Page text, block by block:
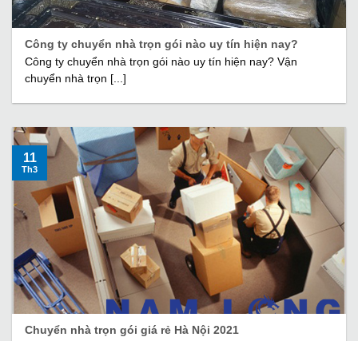
Công ty chuyển nhà trọn gói nào uy tín hiện nay?
Công ty chuyển nhà trọn gói nào uy tín hiện nay? Vận
chuyển nhà trọn [...]
Chuyển nhà trọn gói giá rẻ Hà Nội 2021
11
Th3